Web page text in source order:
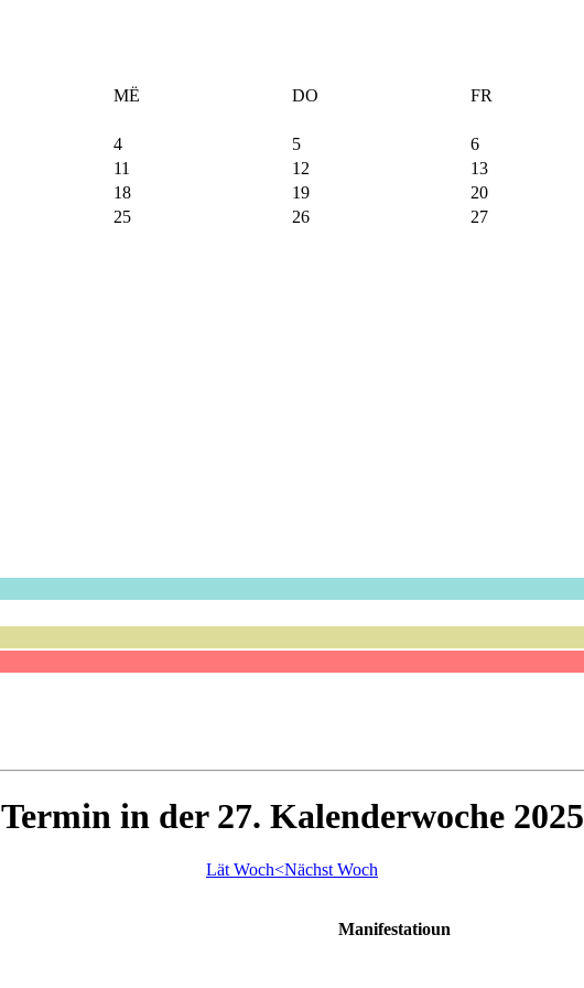
MË DO FR
4 5 6
11 12 13
18 19 20
25 26 27
Termin in der 27. Kalenderwoche 2025
Lät Woch<Nächst Woch
Manifestatioun